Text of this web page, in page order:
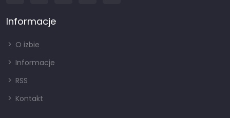
Informacje
O izbie
Informacje
RSS
Kontakt